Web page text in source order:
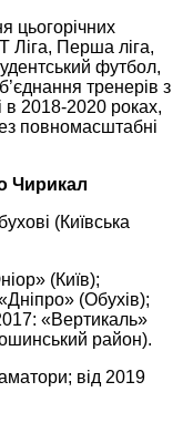
цьогорічних
Ліга, Перша ліга,
футбол,
тренерів з
в 2018-2020 роках,
повномасштабні
Чирикал
(Київська
(Київ);
(Обухів);
«Вертикаль»
район).
від 2019